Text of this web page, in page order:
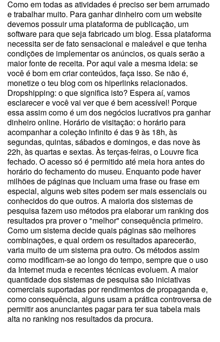
Como em todas as atividades é preciso ser bem arrumado
e trabalhar muito. Para ganhar dinheiro com um website
devemos possuir uma plataforma de publicação, um
software para que seja fabricado um blog. Essa plataforma
necessita ser de fato sensacional e maleável e que tenha
condições de implementar os anúncios, os quais serão a
maior fonte de receita. Por aqui vale a mesma ideia: se
você é bom em criar conteúdos, faça isso. Se não é,
monetize o teu blog com os hiperlinks relacionados.
Dropshipping: o que significa isto? Espera aí, vamos
esclarecer e você vai ver que é bem acessível! Porque
essa assim como é um dos negócios lucrativos pra ganhar
dinheiro online. Horário de visitação: o horário para
acompanhar a coleção infinito é das 9 às 18h, às
segundas, quintas, sábados e domingos, e das nove às
22h, às quartas e sextas. Às terças-feiras, o Louvre fica
fechado. O acesso só é permitido até meia hora antes do
horário do fechamento do museu. Enquanto pode haver
milhões de páginas que incluam uma frase ou frase em
especial, alguns web sites podem ser mais essenciais ou
conhecidos do que outros. A maioria dos sistemas de
pesquisa fazem uso métodos pra elaborar um ranking dos
resultados pra prover o "melhor" consequência primeiro.
Como um sistema decide quais páginas são melhores
combinações, e qual ordem os resultados aparecerão,
varia muito de um sistema pra outro. Os métodos assim
como modificam-se ao longo do tempo, sempre que o uso
da Internet muda e recentes técnicas evoluem. A maior
quantidade dos sistemas de pesquisa são iniciativas
comerciais suportadas por rendimentos de propaganda e,
como consequência, alguns usam a prática controversa de
permitir aos anunciantes pagar para ter sua tabela mais
alta no ranking nos resultados da procura.